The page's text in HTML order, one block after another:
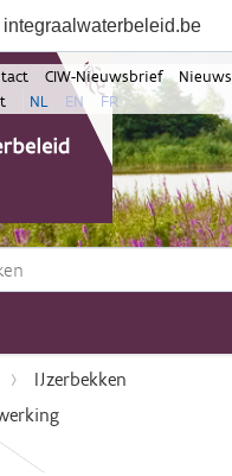
integraalwaterbeleid.be
CIW-Nieuwsbrief Nieuws
NL EN FR
IJzerbekken